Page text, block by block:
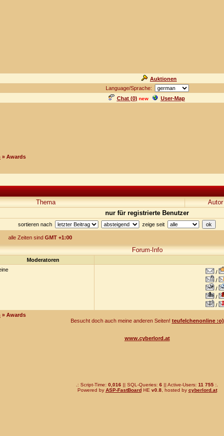
Auktionen
Language/Sprache:
Chat (0) new User-Map
» Awards
Thema Autor
nur für registrierte Benutzer
sortieren nach
zeige seit
alle Zeiten sind GMT +1:00
Forum-Info
Moderatoren
/
/
/
/
/
» Awards
Besucht doch auch meine anderen Seiten! teufelchenonline :o)
www.cyberlord.at
.: Script-Time: 0,016 || SQL-Queries: 6 || Active-Users: 11 755 :.
Powered by ASP-FastBoardHE v0.8, hosted by cyberlord.at